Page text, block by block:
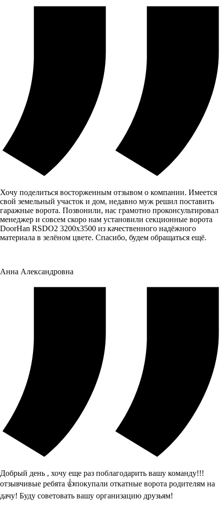
Хочу поделиться восторженным отзывом о компании. Имеется
свой земельный участок и дом, недавно муж решил поставить
гаражные ворота. Позвонили, нас грамотно проконсультировал
менеджер и совсем скоро нам установили секционные ворота
DoorHan RSDO2 3200x3500 из качественного надёжного
материала в зелёном цвете. Спасибо, будем обращаться ещё.
Анна Александровна
Добрый день , хочу еще раз поблагодарить вашу команду!!!
отзывчивые ребята 👍покупали откатные ворота родителям на
дачу! Буду советовать вашу организацию друзьям!